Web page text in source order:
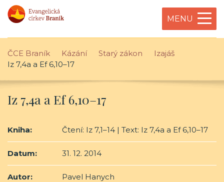
MENU
ČCE Braník Kázání Starý zákon
Izajáš
Iz 7,4a a Ef 6,10–17
Iz 7,4a a Ef 6,10–17
Kniha: Čtení: Iz 7,1–14 | Text: Iz 7,4a a Ef 6,10–17
Datum: 31. 12. 2014
Autor: Pavel Hanych